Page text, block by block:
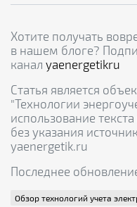
Хотите получать
в нашем блоге?
канал yaenergetikru
Статья является
"Технологии
использование
без указания
yaenergetik.ru
Последнее
Обзор технологий учета